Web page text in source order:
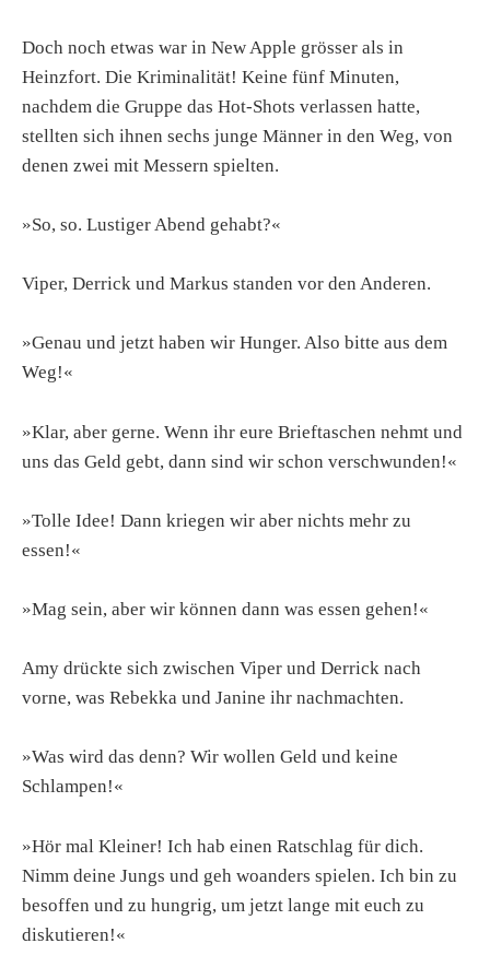
Doch noch etwas war in New Apple grösser als in
Heinzfort. Die Kriminalität! Keine fünf Minuten,
nachdem die Gruppe das Hot-Shots verlassen hatte,
stellten sich ihnen sechs junge Männer in den Weg, von
denen zwei mit Messern spielten.
»So, so. Lustiger Abend gehabt?«
Viper, Derrick und Markus standen vor den Anderen.
»Genau und jetzt haben wir Hunger. Also bitte aus dem
Weg!«
»Klar, aber gerne. Wenn ihr eure Brieftaschen nehmt und
uns das Geld gebt, dann sind wir schon verschwunden!«
»Tolle Idee! Dann kriegen wir aber nichts mehr zu
essen!«
»Mag sein, aber wir können dann was essen gehen!«
Amy drückte sich zwischen Viper und Derrick nach
vorne, was Rebekka und Janine ihr nachmachten.
»Was wird das denn? Wir wollen Geld und keine
Schlampen!«
»Hör mal Kleiner! Ich hab einen Ratschlag für dich.
Nimm deine Jungs und geh woanders spielen. Ich bin zu
besoffen und zu hungrig, um jetzt lange mit euch zu
diskutieren!«